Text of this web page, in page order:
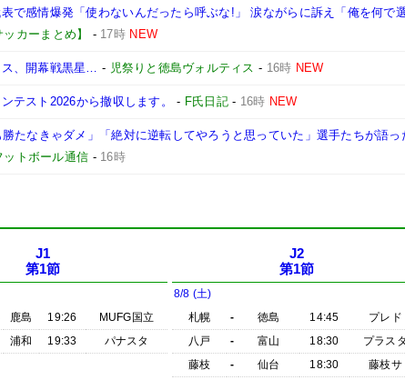
で感情爆発「使わないんだったら呼ぶな!」 涙ながらに訴え「俺を何で
カーまとめ】
- 17時 NEW
ス、開幕戦黒星… - 児祭りと徳島ヴォルティス - 16時 NEW
テスト2026から撤収します。 - F氏日記- 16時 NEW
勝たなきゃダメ」「絶対に逆転してやろうと思っていた」選手たちが語
ットボール通信 - 16時
J1
第1節
鹿島 19:26
MUFG国立
浦和 19:33
パナスタ
J2
第1節
8/8 (土)
札幌
- 徳島 14:45
プレド
八戸
- 富山 18:30
プラスタ
藤枝
- 仙台 18:30
藤枝サ